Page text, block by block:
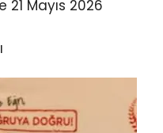
21 Mayıs 2026